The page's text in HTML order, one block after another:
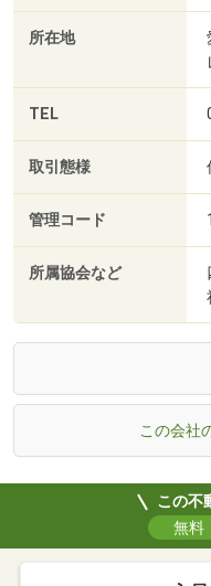
所在地
TEL
取引態様
管理コード
所属協会など
この会社
この不
無料